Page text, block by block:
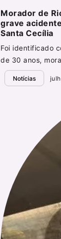
Morador de
grave
Santa Cecília
Foi identificado
de 30 anos,
Notícias